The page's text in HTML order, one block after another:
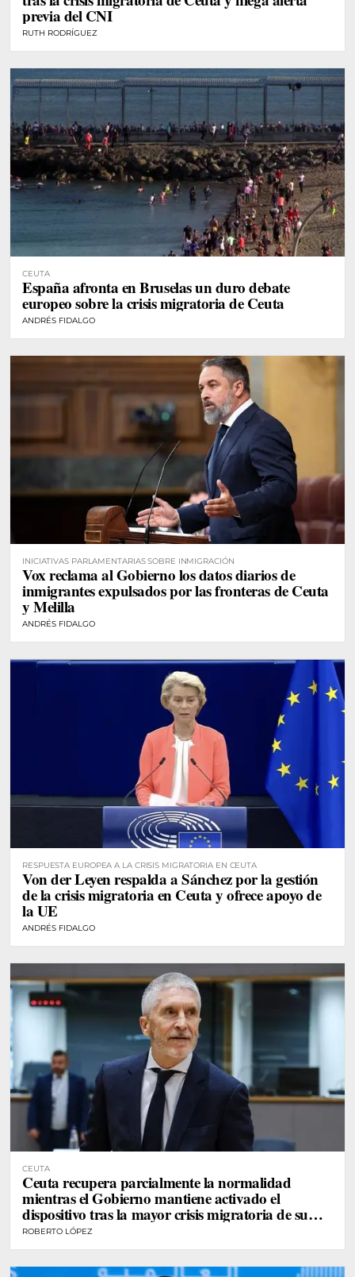
previa del CNI
RUTH RODRÍGUEZ
CEUTA
España afronta en Bruselas un duro debate
europeo sobre la crisis migratoria de Ceuta
ANDRÉS FIDALGO
INICIATIVAS PARLAMENTARIAS SOBRE INMIGRACIÓN
Vox reclama al Gobierno los datos diarios de
inmigrantes expulsados por las fronteras de Ceuta
y Melilla
ANDRÉS FIDALGO
RESPUESTA EUROPEA A LA CRISIS MIGRATORIA EN CEUTA
Von der Leyen respalda a Sánchez por la gestión
de la crisis migratoria en Ceuta y ofrece apoyo de
la UE
ANDRÉS FIDALGO
CEUTA
Ceuta recupera parcialmente la normalidad
mientras el Gobierno mantiene activado el
dispositivo tras la mayor crisis migratoria de su
historia
ROBERTO LÓPEZ